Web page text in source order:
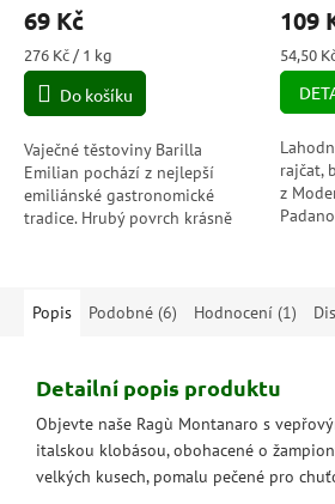
hodnocení
produktu
je
5,0
5
hvězdiček.
69 Kč
Měrná
cena:
276 Kč / 1 kg
Do košíku
Vaječné těstoviny Barilla
Emilian pochází z nejlepší
emiliánské gastronomické
tradice. Hrubý povrch krásně
je
5,0
5
109
Měrná
cena:
54,50
rajčat,
z
Popis
Podobné (6) Hodnocení (1)
Detailní popis produktu
Objevte naše Ragù Montanaro s
italskou klobásou, obohacené o
velkých kusech, pomalu pečené pro